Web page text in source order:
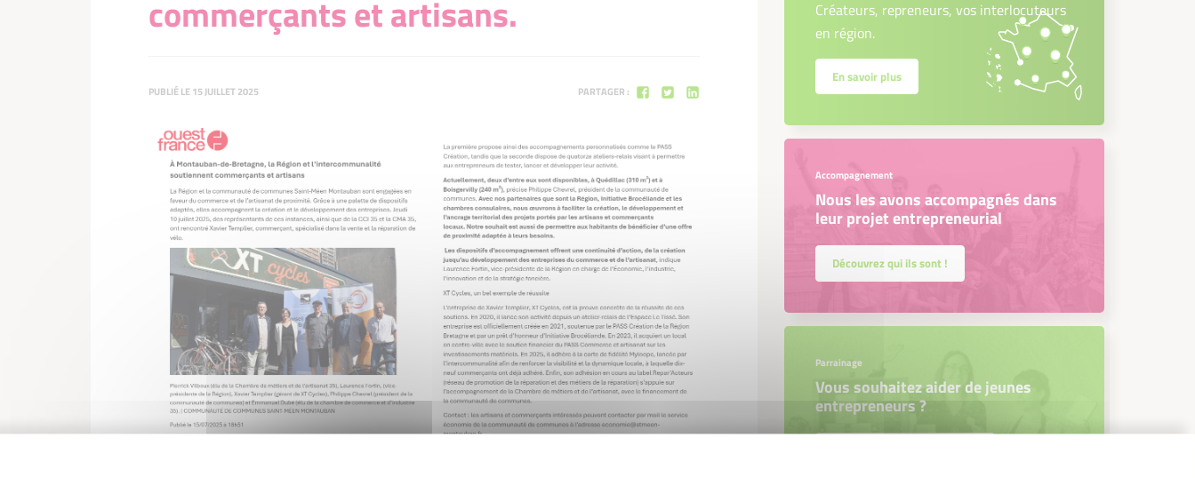
commerçants et artisans.
PUBLIÉ LE 15 JUILLET 2025 PARTAGER :
Créateurs, repreneurs, vos interlocuteurs
en région.
En savoir plus
Accompagnement
Nous les avons accompagnés dans
leur projet entrepreneurial
Découvrez qui ils sont !
Parrainage
Vous souhaitez aider de jeunes
entrepreneurs ?